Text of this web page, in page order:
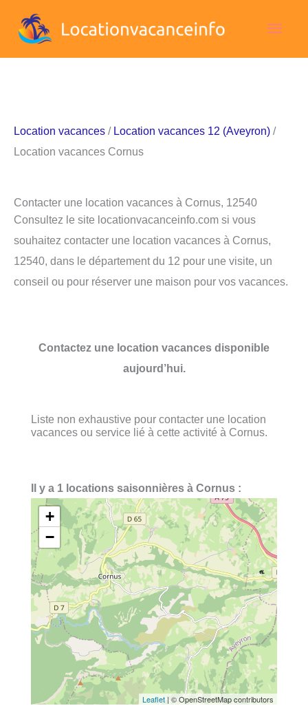
Location vacances / Location vacances 12 (Aveyron) /
Location vacances Cornus
Contacter une location vacances à Cornus, 12540
Consultez le site locationvacanceinfo.com si vous
souhaitez contacter une location vacances à Cornus,
12540, dans le département du 12 pour une visite, un
conseil ou pour réserver une maison pour vos vacances.
Contactez une location vacances disponible
aujourd’hui.
Liste non exhaustive pour contacter une location
vacances ou service lié à cette activité à Cornus.
Il y a 1 locations saisonnières à Cornus :
+
−
Leaflet| © OpenStreetMap contributors